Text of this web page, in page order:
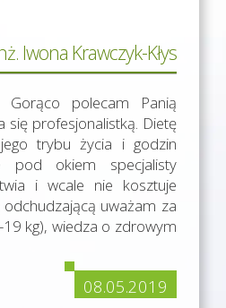
Iwona Krawczyk-Kłys
Gorąco polecam Panią
się profesjonalistką. Dietę
trybu życia i godzin
pod okiem specjalisty
i wcale nie kosztuje
uważam za
19 kg), wiedza o zdrowym
08.05.2019